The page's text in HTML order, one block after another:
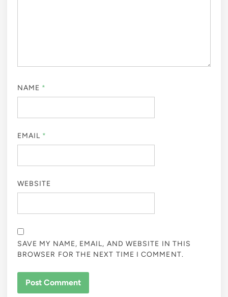
NAME *
EMAIL *
WEBSITE
SAVE MY NAME, EMAIL, AND WEBSITE IN THIS
BROWSER FOR THE NEXT TIME I COMMENT.